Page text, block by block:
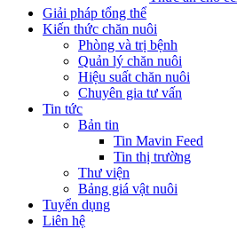
Giải pháp tổng thể
Kiến thức chăn nuôi
Phòng và trị bệnh
Quản lý chăn nuôi
Hiệu suất chăn nuôi
Chuyên gia tư vấn
Tin tức
Bản tin
Tin Mavin Feed
Tin thị trường
Thư viện
Bảng giá vật nuôi
Tuyển dụng
Liên hệ